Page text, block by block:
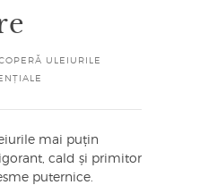
ULEIURILE
mai puțin
cald și primitor
puternice.